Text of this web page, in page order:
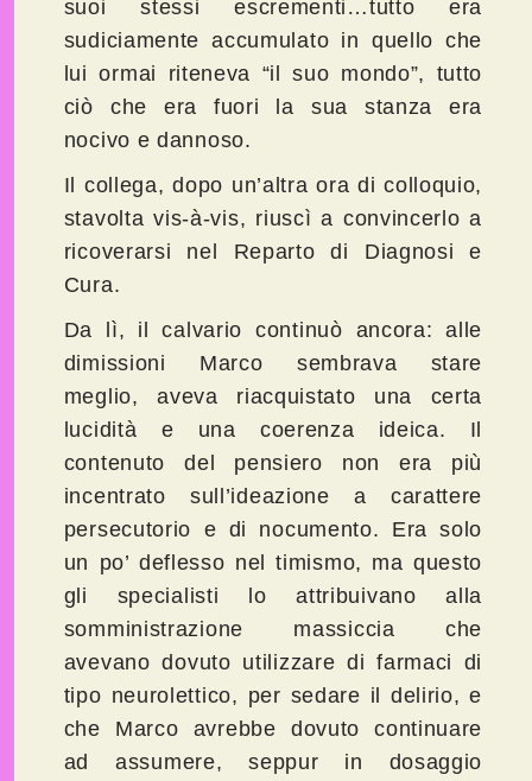
suoi stessi escrementi…tutto era
sudiciamente accumulato in quello che
lui ormai riteneva “il suo mondo”, tutto
ciò che era fuori la sua stanza era
nocivo e dannoso.
Il collega, dopo un’altra ora di colloquio,
stavolta vis-à-vis, riuscì a convincerlo a
ricoverarsi nel Reparto di Diagnosi e
Cura.
Da lì, il calvario continuò ancora: alle
dimissioni Marco sembrava stare
meglio, aveva riacquistato una certa
lucidità e una coerenza ideica. Il
contenuto del pensiero non era più
incentrato sull’ideazione a carattere
persecutorio e di nocumento. Era solo
un po’ deflesso nel timismo, ma questo
gli specialisti lo attribuivano alla
somministrazione massiccia che
avevano dovuto utilizzare di farmaci di
tipo neurolettico, per sedare il delirio, e
che Marco avrebbe dovuto continuare
ad assumere, seppur in dosaggio